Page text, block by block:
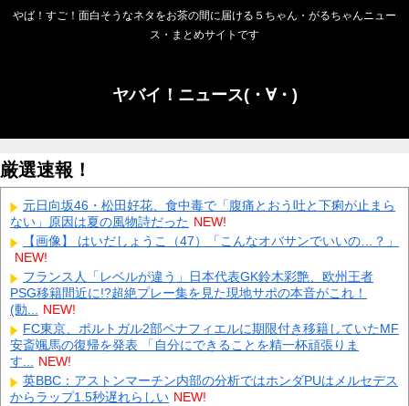
やば！すご！面白そうなネタをお茶の間に届ける５ちゃん・がるちゃんニュー
ス・まとめサイトです
ヤバイ！ニュース(・∀・)
厳選速報！
元日向坂46・松田好花、食中毒で「腹痛とおう吐と下痢が止まら
ない」原因は夏の風物詩だった NEW!
【画像】 はいだしょうこ（47）「こんなオバサンでいいの…？」
NEW!
フランス人「レベルが違う」日本代表GK鈴木彩艶、欧州王者
PSG移籍間近に!?超絶プレー集を見た現地サポの本音がこれ！
(動... NEW!
FC東京、ポルトガル2部ペナフィエルに期限付き移籍していたMF
安斎颯馬の復帰を発表 「自分にできることを精一杯頑張りま
す... NEW!
英BBC：アストンマーチン内部の分析ではホンダPUはメルセデス
からラップ1.5秒遅れらしい NEW!